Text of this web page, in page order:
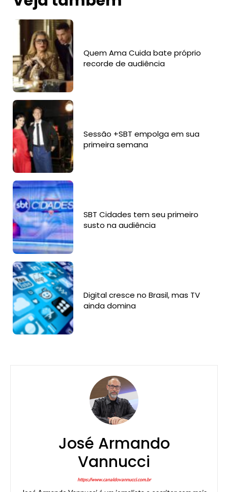
Quem Ama Cuida bate próprio
recorde de audiência
Sessão +SBT empolga em sua
primeira semana
SBT Cidades tem seu primeiro
susto na audiência
Digital cresce no Brasil, mas TV
ainda domina
José Armando
Vannucci
https://www.canaldovannucci.com.br